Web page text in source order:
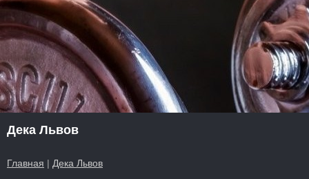
Дека Львов
Главная | Дека Львов